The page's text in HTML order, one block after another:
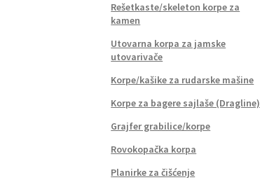
Rešetkaste/skeleton korpe za
kamen
Utovarna korpa za jamske
utovarivače
Korpe/kašike za rudarske mašine
Korpe za bagere sajlaše (Dragline)
Grajfer grabilice/korpe
Rovokopačka korpa
Planirke za čišćenje